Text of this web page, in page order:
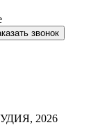
звонок
2026